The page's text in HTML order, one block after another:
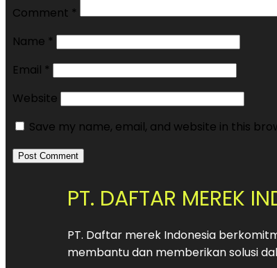
Comment *
Name *
Email *
Website
Save my name, email, and website in this
PT. DAFTAR MEREK
PT. Daftar merek Indonesia
membantu dan memberikan solusi